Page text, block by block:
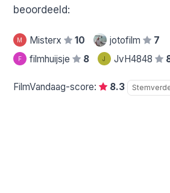
beoordeeld:
M Misterx 10 jotofilm 7
F filmhuijsje 8 J JvH4848
FilmVandaag-score: 8.3